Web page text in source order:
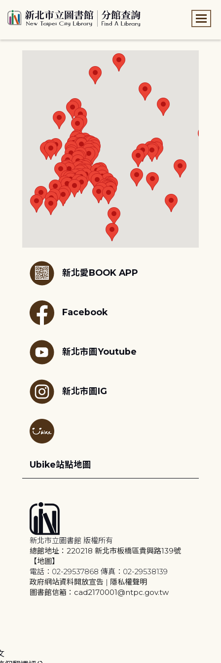
新北愛BOOK APP
Facebook
新北市圖Youtube
新北市圖IG
Ubike站點地圖
新北市立圖書館 版權所有
總館地址：220218 新北市板橋區貴興路139號
【地圖】
電話：02-29537868 傳真：02-29538139
政府網站資料開放宣告 | 隱私權聲明
圖書館信箱：cad2170001@ntpc.gov.tw